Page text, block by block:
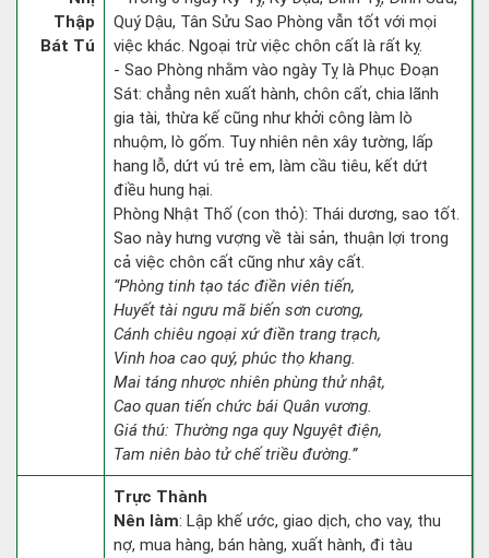
Thập
Bát Tú
Quý Dậu, Tân Sửu Sao Phòng vẫn tốt với mọi
việc khác. Ngoại trừ việc chôn cất là rất kỵ.
- Sao Phòng nhằm vào ngày Tỵ là Phục Đoạn
Sát: chẳng nên xuất hành, chôn cất, chia lãnh
gia tài, thừa kế cũng như khởi công làm lò
nhuộm, lò gốm. Tuy nhiên nên xây tường, lấp
hang lỗ, dứt vú trẻ em, làm cầu tiêu, kết dứt
điều hung hại.
Phòng Nhật Thố (con thỏ): Thái dương, sao tốt.
Sao này hưng vượng về tài sản, thuận lợi trong
cả việc chôn cất cũng như xây cất.
“Phòng tinh tạo tác điền viên tiến,
Huyết tài ngưu mã biến sơn cương,
Cánh chiêu ngoại xứ điền trang trạch,
Vinh hoa cao quý, phúc thọ khang.
Mai táng nhược nhiên phùng thử nhật,
Cao quan tiến chức bái Quân vương.
Giá thú: Thường nga quy Nguyệt điện,
Tam niên bào tử chế triều đường.”
Trực Thành
Nên làm: Lập khế ước, giao dịch, cho vay, thu
nợ, mua hàng, bán hàng, xuất hành, đi tàu